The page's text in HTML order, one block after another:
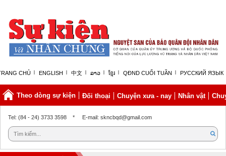
CHỦ ENGLISH 中文 ລາວ ខ្មែរ QĐND CUỐI TUẦN РУССКИЙ ЯЗЫК
Theo dòng sự kiện Đối thoại Chuyện xưa - nay Nhân vật
Thứ sáu, 07/08/2026 | 10:11 GMT+7
Tel: (84 - 24) 3733 3598 * E-mail: skncbqd@gmail.com